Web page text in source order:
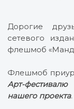
Дорогие
сетевого
флешмоб
Флешмоб
Арт-фестивалю
нашего проекта.